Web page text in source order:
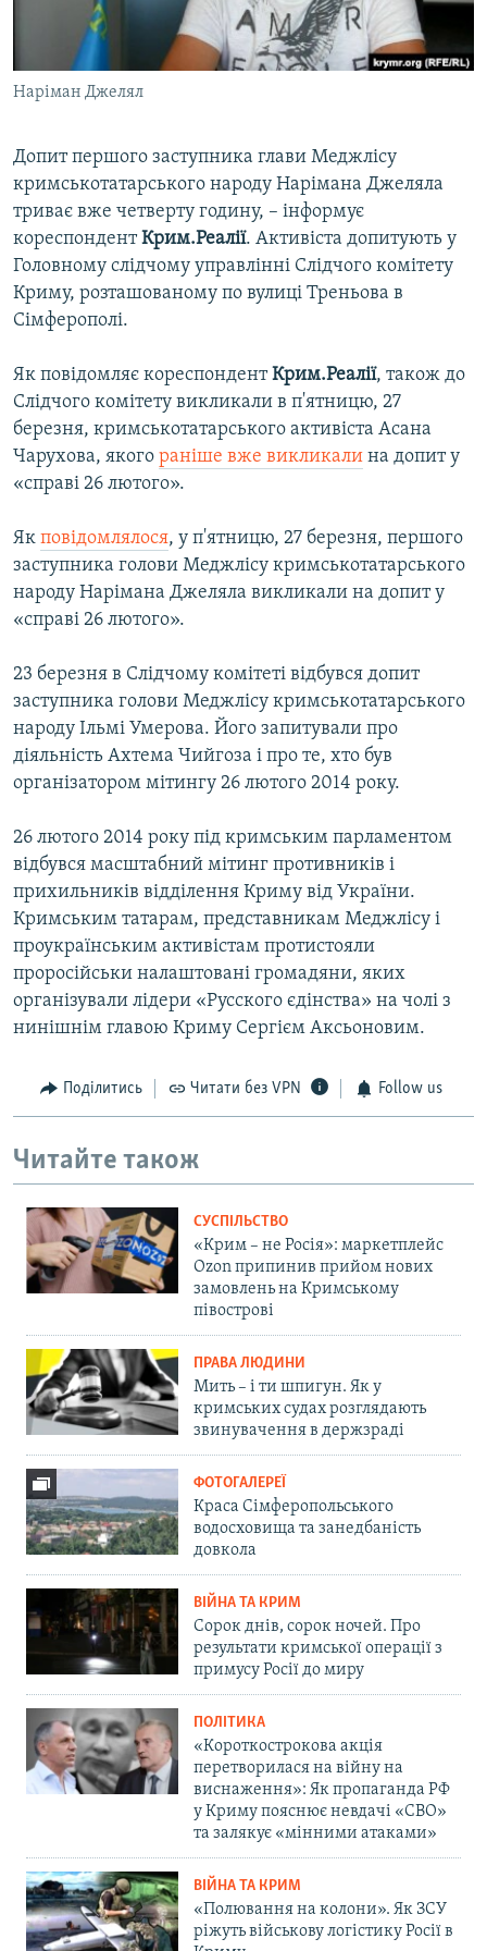
ВІДЕОУРОКИ «ELIFBE»
СВІДЧЕННЯ ОКУПАЦІЇ
УКРАЇНСЬКА ПРОБЛЕМА КРИМУ
Русский
Qırımtatar
Усі сайти RFE/RL
Наріман Джелял
Допит першого заступника глави Меджлісу
кримськотатарського народу Нарімана Джеляла
триває вже четверту годину, – інформує
кореспондентКрим.Реалії. Активіста допитують у
Головному слідчому управлінні Слідчого комітету
Криму, розташованому по вулиці Треньова в
Сімферополі.
Як повідомляє кореспондентКрим.Реалії, також до
Слідчого комітету викликали в п'ятницю, 27
березня, кримськотатарського активіста Асана
Чарухова, якого раніше вже викликали на допит у
«справі 26 лютого».
Як повідомлялося, у п'ятницю, 27 березня, першого
заступника голови Меджлісу кримськотатарського
народу Нарімана Джеляла викликали на допит у
«справі 26 лютого».
23 березня в Слідчому комітеті відбувся допит
заступника голови Меджлісу кримськотатарського
народу Ільмі Умерова. Його запитували про
діяльність Ахтема Чийгоза і про те, хто був
організатором мітингу 26 лютого 2014 року.
26 лютого 2014 року під кримським парламентом
відбувся масштабний мітинг противників і
прихильників відділення Криму від України.
Кримським татарам, представникам Меджлісу і
проукраїнським активістам протистояли
проросійськи налаштовані громадяни, яких
організували лідери «Русского єдінства» на чолі з
нинішнім главою Криму Сергієм Аксьоновим.
Поділитись Читати без VPN Follow us
Читайте також
СУСПІЛЬСТВО
«Крим – не Росія»: маркетплейс
Ozon припинив прийом нових
замовлень на Кримському
півострові
ПРАВА ЛЮДИНИ
Мить – і ти шпигун. Як у
кримських судах розглядають
звинувачення в держзраді
ФОТОГАЛЕРЕЇ
Краса Сімферопольського
водосховища та занедбаність
довкола
ВІЙНА ТА КРИМ
Сорок днів, сорок ночей. Про
результати кримської операції з
примусу Росії до миру
ПОЛІТИКА
«Короткострокова акція
перетворилася на війну на
виснаження»: Як пропаганда РФ
у Криму пояснює невдачі «СВО»
та залякує «мінними атаками»
ВІЙНА ТА КРИМ
«Полювання на колони». Як ЗСУ
ріжуть військову логістику Росії в